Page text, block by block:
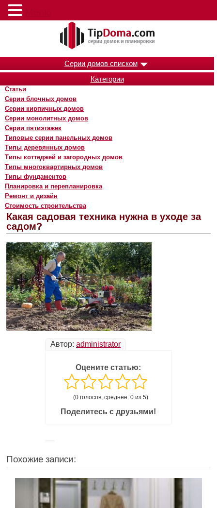
Серии домов списком
Категории
Статьи
Серии блочных домов
Серии кирпичных домов
Серии монолитных домов
Серии пятиэтажек
Типовые серии панельных домов
Типы деревянных домов
Типы коттеджей и загородных домов
Типы многоквартирных домов
Типы фундаментов
Планировка и перепланировка
Ремонт и дизайн
Стоимость строительства
Какая садовая техника нужна в уходе за
садом?
Автор: administrator
Оцените статью:
(0 голосов, среднее: 0 из 5)
Поделитесь с друзьями!
Похожие записи: